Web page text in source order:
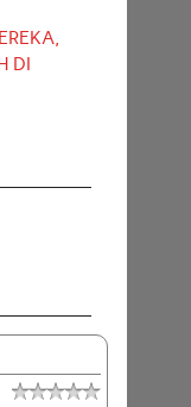
DI